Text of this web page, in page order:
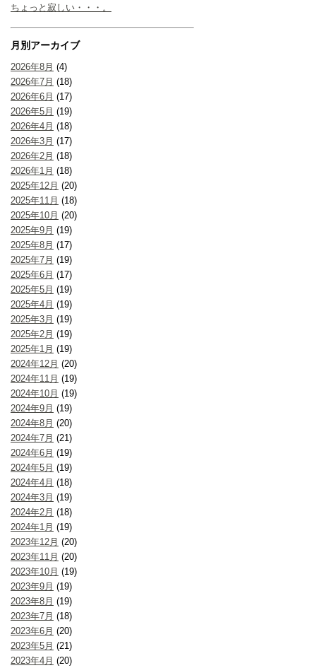
ちょっと寂しい・・・。
月別アーカイブ
2026年8月 (4)
2026年7月 (18)
2026年6月 (17)
2026年5月 (19)
2026年4月 (18)
2026年3月 (17)
2026年2月 (18)
2026年1月 (18)
2025年12月 (20)
2025年11月 (18)
2025年10月 (20)
2025年9月 (19)
2025年8月 (17)
2025年7月 (19)
2025年6月 (17)
2025年5月 (19)
2025年4月 (19)
2025年3月 (19)
2025年2月 (19)
2025年1月 (19)
2024年12月 (20)
2024年11月 (19)
2024年10月 (19)
2024年9月 (19)
2024年8月 (20)
2024年7月 (21)
2024年6月 (19)
2024年5月 (19)
2024年4月 (18)
2024年3月 (19)
2024年2月 (18)
2024年1月 (19)
2023年12月 (20)
2023年11月 (20)
2023年10月 (19)
2023年9月 (19)
2023年8月 (19)
2023年7月 (18)
2023年6月 (20)
2023年5月 (21)
2023年4月 (20)